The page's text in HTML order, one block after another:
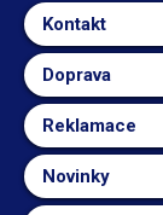
Kontakt
Doprava
Reklamace
Novinky